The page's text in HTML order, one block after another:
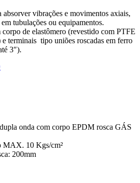
absorver vibrações e movimentos axiais,
tubulações ou equipamentos.
de elastômero (revestido com PTFE
e terminais tipo uniões roscadas em ferro
3″).
onda com corpo EPDM rosca GÁS
MAX. 10 Kgs/cm²
200mm